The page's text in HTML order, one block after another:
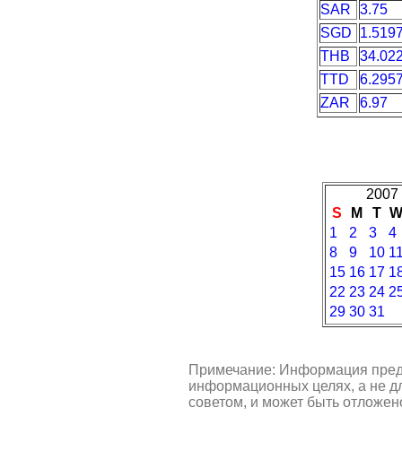
SAR
3.75
SGD
THB
TTD
ZAR
6.97
2007
S
M T
1
2 3
4
8
9 10
15 16 17
22 23 24
29 30 31
Примечание: Информация
информационных целях, а не
советом, и может быть